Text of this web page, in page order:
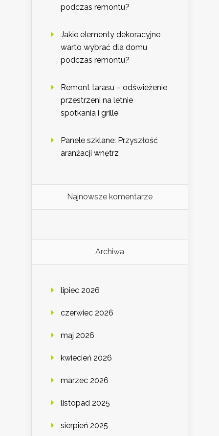
podczas remontu?
Jakie elementy dekoracyjne
warto wybrać dla domu
podczas remontu?
Remont tarasu – odświeżenie
przestrzeni na letnie
spotkania i grille
Panele szklane: Przyszłość
aranżacji wnętrz
Najnowsze komentarze
Archiwa
lipiec 2026
czerwiec 2026
maj 2026
kwiecień 2026
marzec 2026
listopad 2025
sierpień 2025